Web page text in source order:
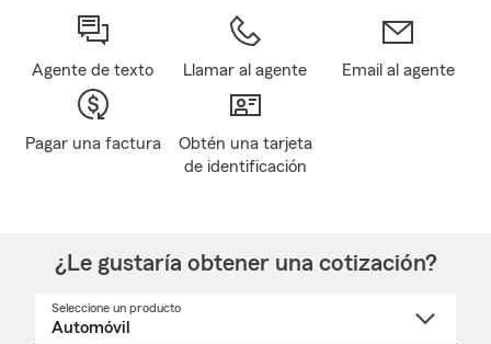
Agente de texto Llamar al agente Email al agente
Pagar una factura
Obtén una tarjeta
de identificación
¿Le gustaría obtener una cotización?
Seleccione un producto